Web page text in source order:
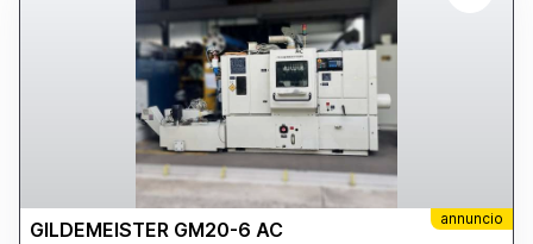
annuncio
GILDEMEISTER GM20-6 AC